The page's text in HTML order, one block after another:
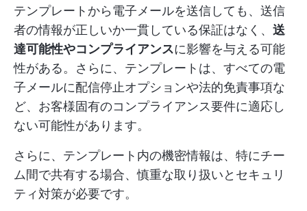
テンプレートから電子メールを送信しても、送信
者の情報が正しいか一貫している保証はなく、 送
達可能性やコンプライアンスに影響を与える可能
性がある。さらに、テンプレートは、すべての電
子メールに配信停止オプションや法的免責事項な
ど、お客様固有のコンプライアンス要件に適応し
ない可能性があります。
さらに、テンプレート内の機密情報は、特にチー
ム間で共有する場合、慎重な取り扱いとセキュリ
ティ対策が必要です。